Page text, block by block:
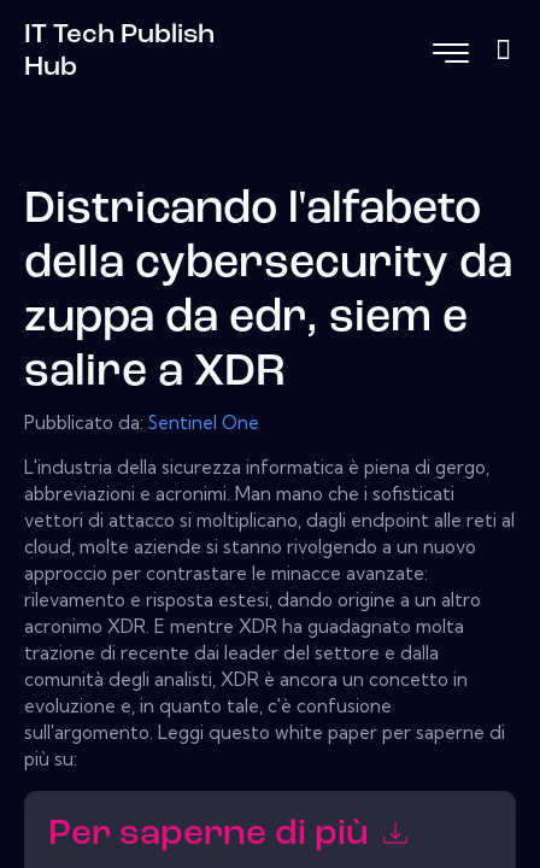
IT Tech Publish
Hub
Districando l'alfabeto
della cybersecurity da
zuppa da edr, siem e
salire a XDR
Pubblicato da: Sentinel One
L'industria della sicurezza informatica è piena di gergo,
abbreviazioni e acronimi. Man mano che i sofisticati
vettori di attacco si moltiplicano, dagli endpoint alle reti al
cloud, molte aziende si stanno rivolgendo a un nuovo
approccio per contrastare le minacce avanzate:
rilevamento e risposta estesi, dando origine a un altro
acronimo XDR. E mentre XDR ha guadagnato molta
trazione di recente dai leader del settore e dalla
comunità degli analisti, XDR è ancora un concetto in
evoluzione e, in quanto tale, c'è confusione
sull'argomento. Leggi questo white paper per saperne di
più su:
Per saperne di più